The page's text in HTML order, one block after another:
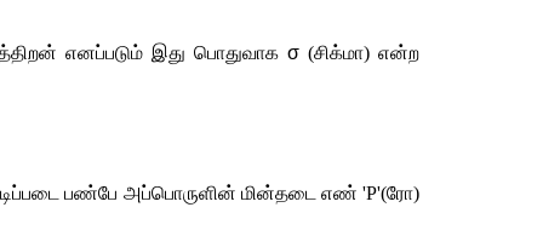
எனப்படும் இது பொதுவாக σ (சிக்மா) என்ற
பண்பே அப்பொருளின் மின்தடை எண் 'P'(ரோ)